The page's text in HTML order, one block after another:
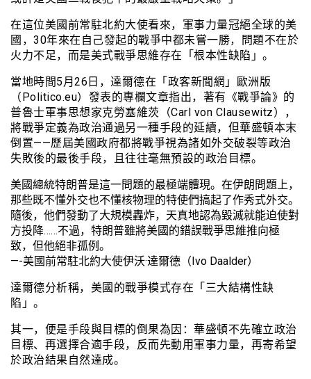
在這位美國前常駐北約大使看來，軍事力量冠絕全球的美
國，30年來在自己發起的戰爭中都未嘗一勝，問題不在於
火力不足，而是美式戰爭思維存在「根本性缺陷」。
當地時間5月26日，達爾德在「政客新聞網」歐洲版
（Politico.eu）發表的專欄文章指出，著有《戰爭論》的
普魯士軍事思想家克勞塞維茨（Carl von Clausewitz），
將戰爭定義為政治通過另一種手段的延續，但華盛頓本末
倒置——歷屆美國政府都將戰爭視為諸如外交破裂等政治
失敗後的最後手段，且往往毫無預設的政治目標。
美國總統特朗普是這一問題的最極端體現。在伊朗問題上，
那些既不懂外交也不懂核物理的特使們搞起了作秀式外交。
隨後，他們發動了大規模轟炸，天真地認為毀滅就能迫使對
方投降……不過，特朗普雖將美國的錯誤戰爭思維推向極
致，但他絕非孤例。
—-美國前常駐北約大使伊沃·達爾德（Ivo Daalder）
達爾德分析稱，美國的戰爭模式存在「三大結構性缺
陷」。
其一，便是手段與目標的倒果為因：華盛頓不先確立政治
目標、再選擇合適手段，反而先動用軍事力量，再寄希望
於政治結果自然達成。